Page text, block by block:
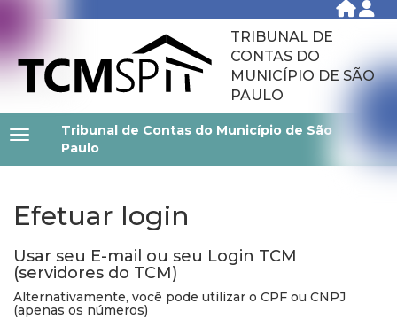
TRIBUNAL DE
CONTAS DO
MUNICÍPIO DE SÃO
PAULO
Tribunal de Contas do Município de São
Paulo
Efetuar login
Usar seu E-mail ou seu Login TCM
(servidores do TCM)
Alternativamente, você pode utilizar o CPF ou CNPJ
(apenas os números)